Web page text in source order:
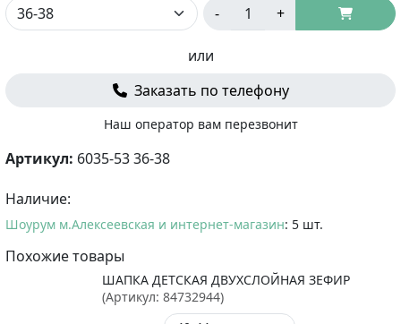
- +
или
Заказать по телефону
Наш оператор вам перезвонит
Артикул: 6035-53 36-38
Наличие:
Шоурум м.Алексеевская и интернет-магазин: 5 шт.
Похожие товары
ШАПКА ДЕТСКАЯ ДВУХСЛОЙНАЯ ЗЕФИР
(Артикул: 84732944)